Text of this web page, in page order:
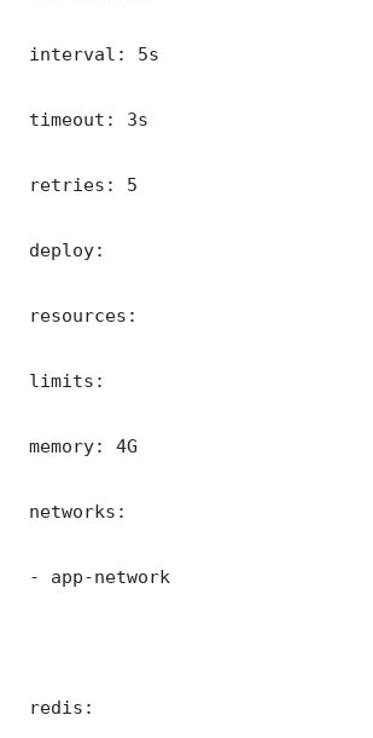
interval: 5s
timeout: 3s
retries: 5
deploy:
resources:
limits:
memory: 4G
networks:
- app-network
redis: